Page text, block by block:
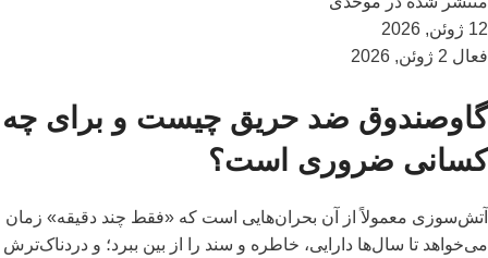
12 ژوئن, 2026
فعال 2 ژوئن, 2026
گاوصندوق ضد حریق چیست و برای چه
کسانی ضروری است؟
آتش‌سوزی معمولاً از آن بحران‌هایی است که «فقط چند دقیقه» زمان
می‌خواهد تا سال‌ها دارایی، خاطره و سند را از بین ببرد؛ و دردناک‌ترش